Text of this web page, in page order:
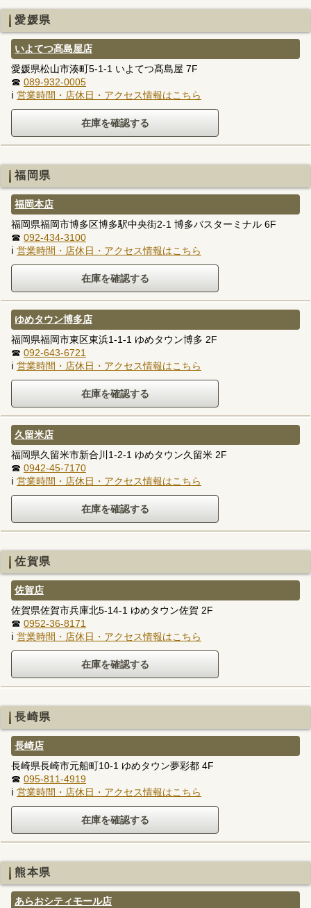
愛媛県
いよてつ髙島屋店
愛媛県松山市湊町5-1-1 いよてつ髙島屋 7F
☎ 089-932-0005
ℹ 営業時間・店休日・アクセス情報はこちら
福岡県
福岡本店
福岡県福岡市博多区博多駅中央街2-1 博多バスターミナル 6F
☎ 092-434-3100
ℹ 営業時間・店休日・アクセス情報はこちら
ゆめタウン博多店
福岡県福岡市東区東浜1-1-1 ゆめタウン博多 2F
☎ 092-643-6721
ℹ 営業時間・店休日・アクセス情報はこちら
久留米店
福岡県久留米市新合川1-2-1 ゆめタウン久留米 2F
☎ 0942-45-7170
ℹ 営業時間・店休日・アクセス情報はこちら
佐賀県
佐賀店
佐賀県佐賀市兵庫北5-14-1 ゆめタウン佐賀 2F
☎ 0952-36-8171
ℹ 営業時間・店休日・アクセス情報はこちら
長崎県
長崎店
長崎県長崎市元船町10-1 ゆめタウン夢彩都 4F
☎ 095-811-4919
ℹ 営業時間・店休日・アクセス情報はこちら
熊本県
あらおシティモール店